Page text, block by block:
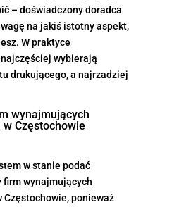
– doświadczony doradca
na jakiś istotny aspekt,
W praktyce
wybierają
drukującego, a najrzadziej
wynajmujących
Częstochowie
w stanie podać
firm wynajmujących
Częstochowie, ponieważ